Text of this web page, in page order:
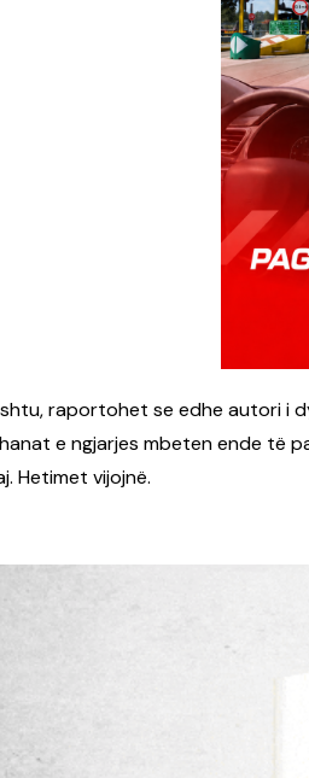
raportohet se edhe autori i
e ngjarjes mbeten ende të
Hetimet vijojnë.